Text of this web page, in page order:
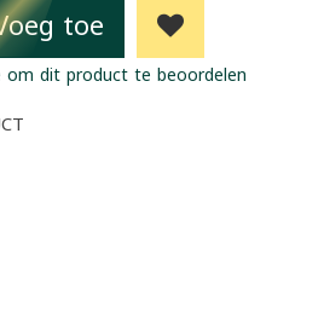
toe
om dit product te beoordelen